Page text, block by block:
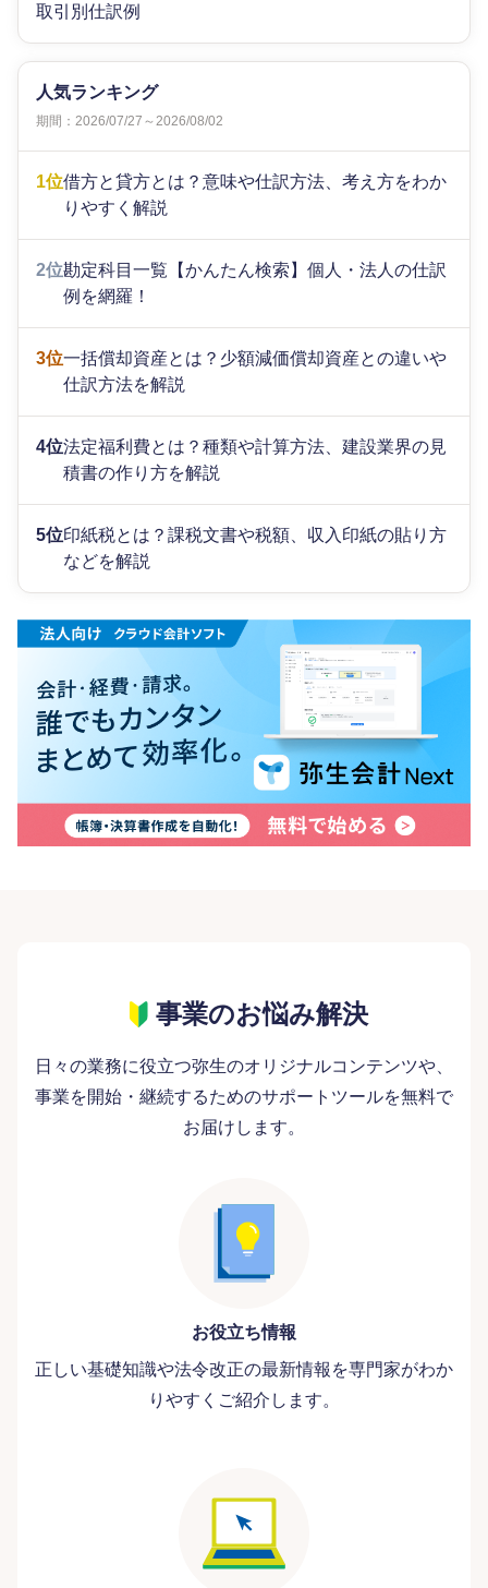
取引別仕訳例
人気ランキング
期間：2026/07/27～2026/08/02
1位借方と貸方とは？意味や仕訳方法、考え方をわか
りやすく解説
2位勘定科目一覧【かんたん検索】個人・法人の仕訳
例を網羅！
3位一括償却資産とは？少額減価償却資産との違いや
仕訳方法を解説
4位法定福利費とは？種類や計算方法、建設業界の見
積書の作り方を解説
5位印紙税とは？課税文書や税額、収入印紙の貼り方
などを解説
事業のお悩み解決
日々の業務に役立つ弥生のオリジナルコンテンツや、
事業を開始・継続するためのサポートツールを無料で
お届けします。
お役立ち情報
正しい基礎知識や法令改正の最新情報を専門家がわか
りやすくご紹介します。